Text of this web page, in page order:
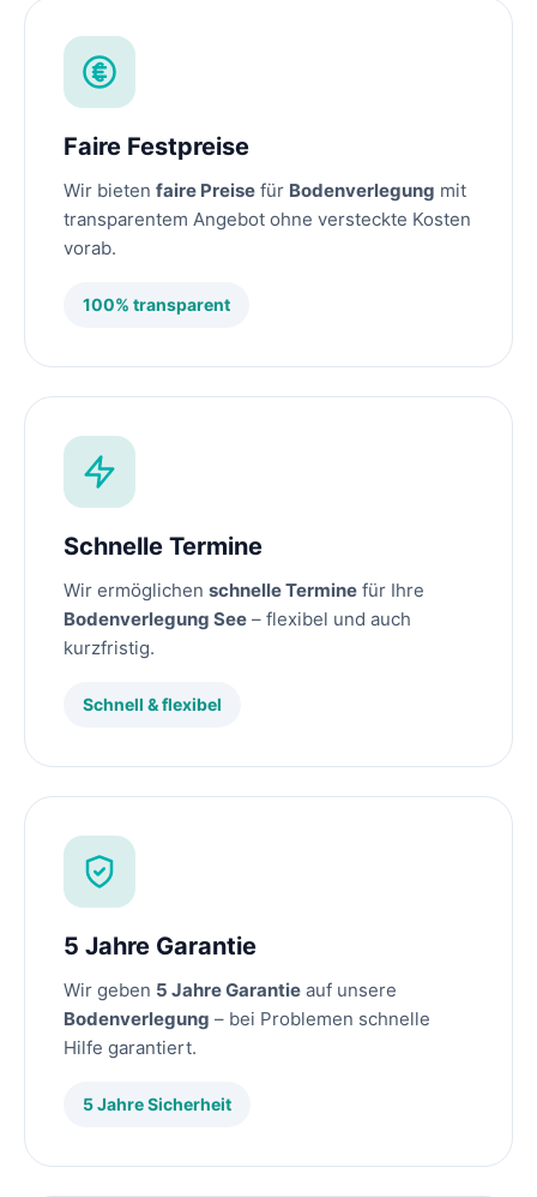
Faire Festpreise
Wir bieten faire Preise für Bodenverlegung mit
transparentem Angebot ohne versteckte Kosten
vorab.
100% transparent
Schnelle Termine
Wir ermöglichen schnelle Termine für Ihre
Bodenverlegung See – flexibel und auch
kurzfristig.
Schnell & flexibel
5 Jahre Garantie
Wir geben 5 Jahre Garantie auf unsere
Bodenverlegung – bei Problemen schnelle
Hilfe garantiert.
5 Jahre Sicherheit